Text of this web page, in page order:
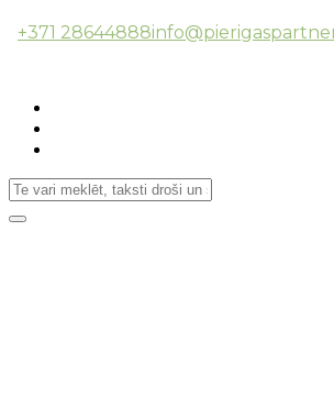
+371 28644888
Toggle